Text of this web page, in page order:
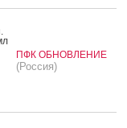
ПФК ОБНОВЛЕНИЕ
(Россия)